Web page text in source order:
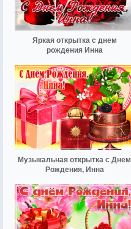
Яркая открытка с днем
рождения Инна
Музыкальная открытка с Днем
Рождения, Инна